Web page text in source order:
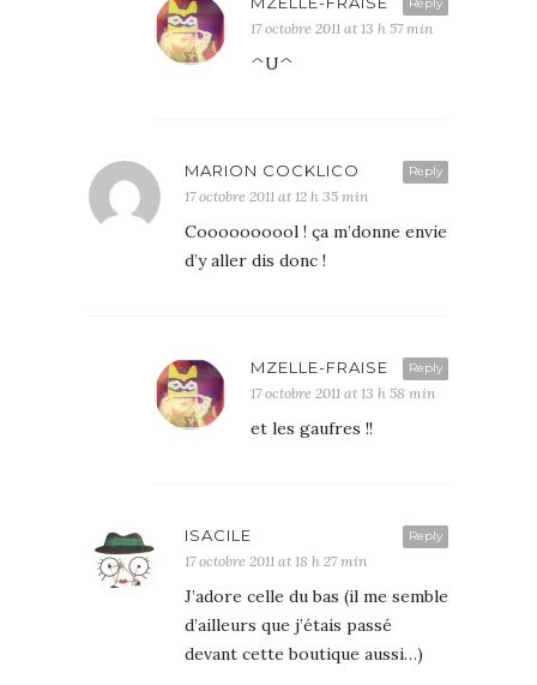
17 octobre 2011 at 13 h 57 min
^U^
Reply
MARION COCKLICO
17 octobre 2011 at 12 h 35 min
Coooooooool ! ça m’donne envie
d’y aller dis donc !
Reply
MZELLE-FRAISE
17 octobre 2011 at 13 h 58 min
et les gaufres !!
Reply
ISACILE
17 octobre 2011 at 18 h 27 min
J’adore celle du bas (il me semble
d’ailleurs que j’étais passé
devant cette boutique aussi…)